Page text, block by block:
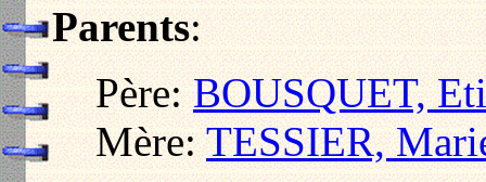
Parents:
Père:BOUSQUET,
Mère:TESSIER,